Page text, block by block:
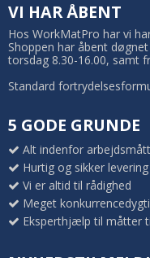
VI HAR ÅBENT
Hos WorkMatPro har vi
Shoppen har åbent
torsdag 8.30-16.00, samt
Standard
5 GODE GRUNDE
Alt indenfor
Hurtig og sikker levering
Vi er altid til rådighed
Meget
Eksperthjælp til måtter